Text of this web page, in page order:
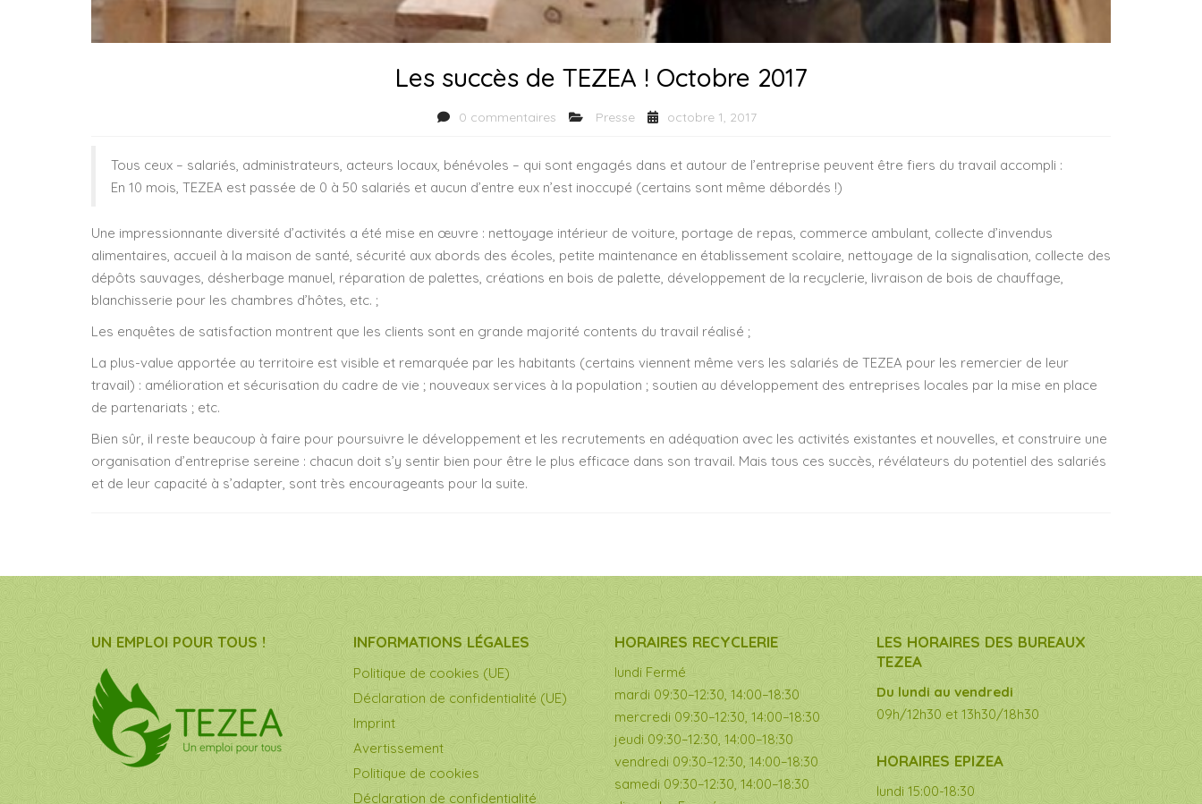
Les succès de TEZEA ! Octobre 2017
0 commentaires Presse octobre 1, 2017
Tous ceux – salariés, administrateurs, acteurs locaux, bénévoles – qui sont engagés dans et autour de l’entreprise peuvent être fiers du travail accompli :
En 10 mois, TEZEA est passée de 0 à 50 salariés et aucun d’entre eux n’est inoccupé (certains sont même débordés !)
Une impressionnante diversité d’activités a été mise en œuvre : nettoyage intérieur de voiture, portage de repas, commerce ambulant, collecte d’invendus
alimentaires, accueil à la maison de santé, sécurité aux abords des écoles, petite maintenance en établissement scolaire, nettoyage de la signalisation, collecte des
dépôts sauvages, désherbage manuel, réparation de palettes, créations en bois de palette, développement de la recyclerie, livraison de bois de chauffage,
blanchisserie pour les chambres d’hôtes, etc. ;
Les enquêtes de satisfaction montrent que les clients sont en grande majorité contents du travail réalisé ;
La plus-value apportée au territoire est visible et remarquée par les habitants (certains viennent même vers les salariés de TEZEA pour les remercier de leur
travail) : amélioration et sécurisation du cadre de vie ; nouveaux services à la population ; soutien au développement des entreprises locales par la mise en place
de partenariats ; etc.
Bien sûr, il reste beaucoup à faire pour poursuivre le développement et les recrutements en adéquation avec les activités existantes et nouvelles, et construire une
organisation d’entreprise sereine : chacun doit s’y sentir bien pour être le plus efficace dans son travail. Mais tous ces succès, révélateurs du potentiel des salariés
et de leur capacité à s’adapter, sont très encourageants pour la suite.
UN EMPLOI POUR TOUS ! INFORMATIONS LÉGALES
Politique de cookies (UE)
Déclaration de confidentialité (UE)
Imprint
Avertissement
Politique de cookies
Déclaration de confidentialité
HORAIRES RECYCLERIE
lundi Fermé
mardi 09:30–12:30, 14:00–18:30
mercredi 09:30–12:30, 14:00–18:30
jeudi 09:30–12:30, 14:00–18:30
vendredi 09:30–12:30, 14:00–18:30
samedi 09:30–12:30, 14:00–18:30
LES HORAIRES DES BUREAUX
TEZEA
Du lundi au vendredi
09h/12h30 et 13h30/18h30
HORAIRES EPIZEA
lundi 15:00-18:30